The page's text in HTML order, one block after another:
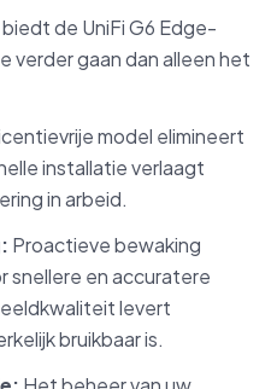
de UniFi G6 Edge-
verder gaan dan alleen het
model elimineert
installatie verlaagt
in arbeid.
Proactieve bewaking
snellere en accuratere
levert
bruikbaar is.